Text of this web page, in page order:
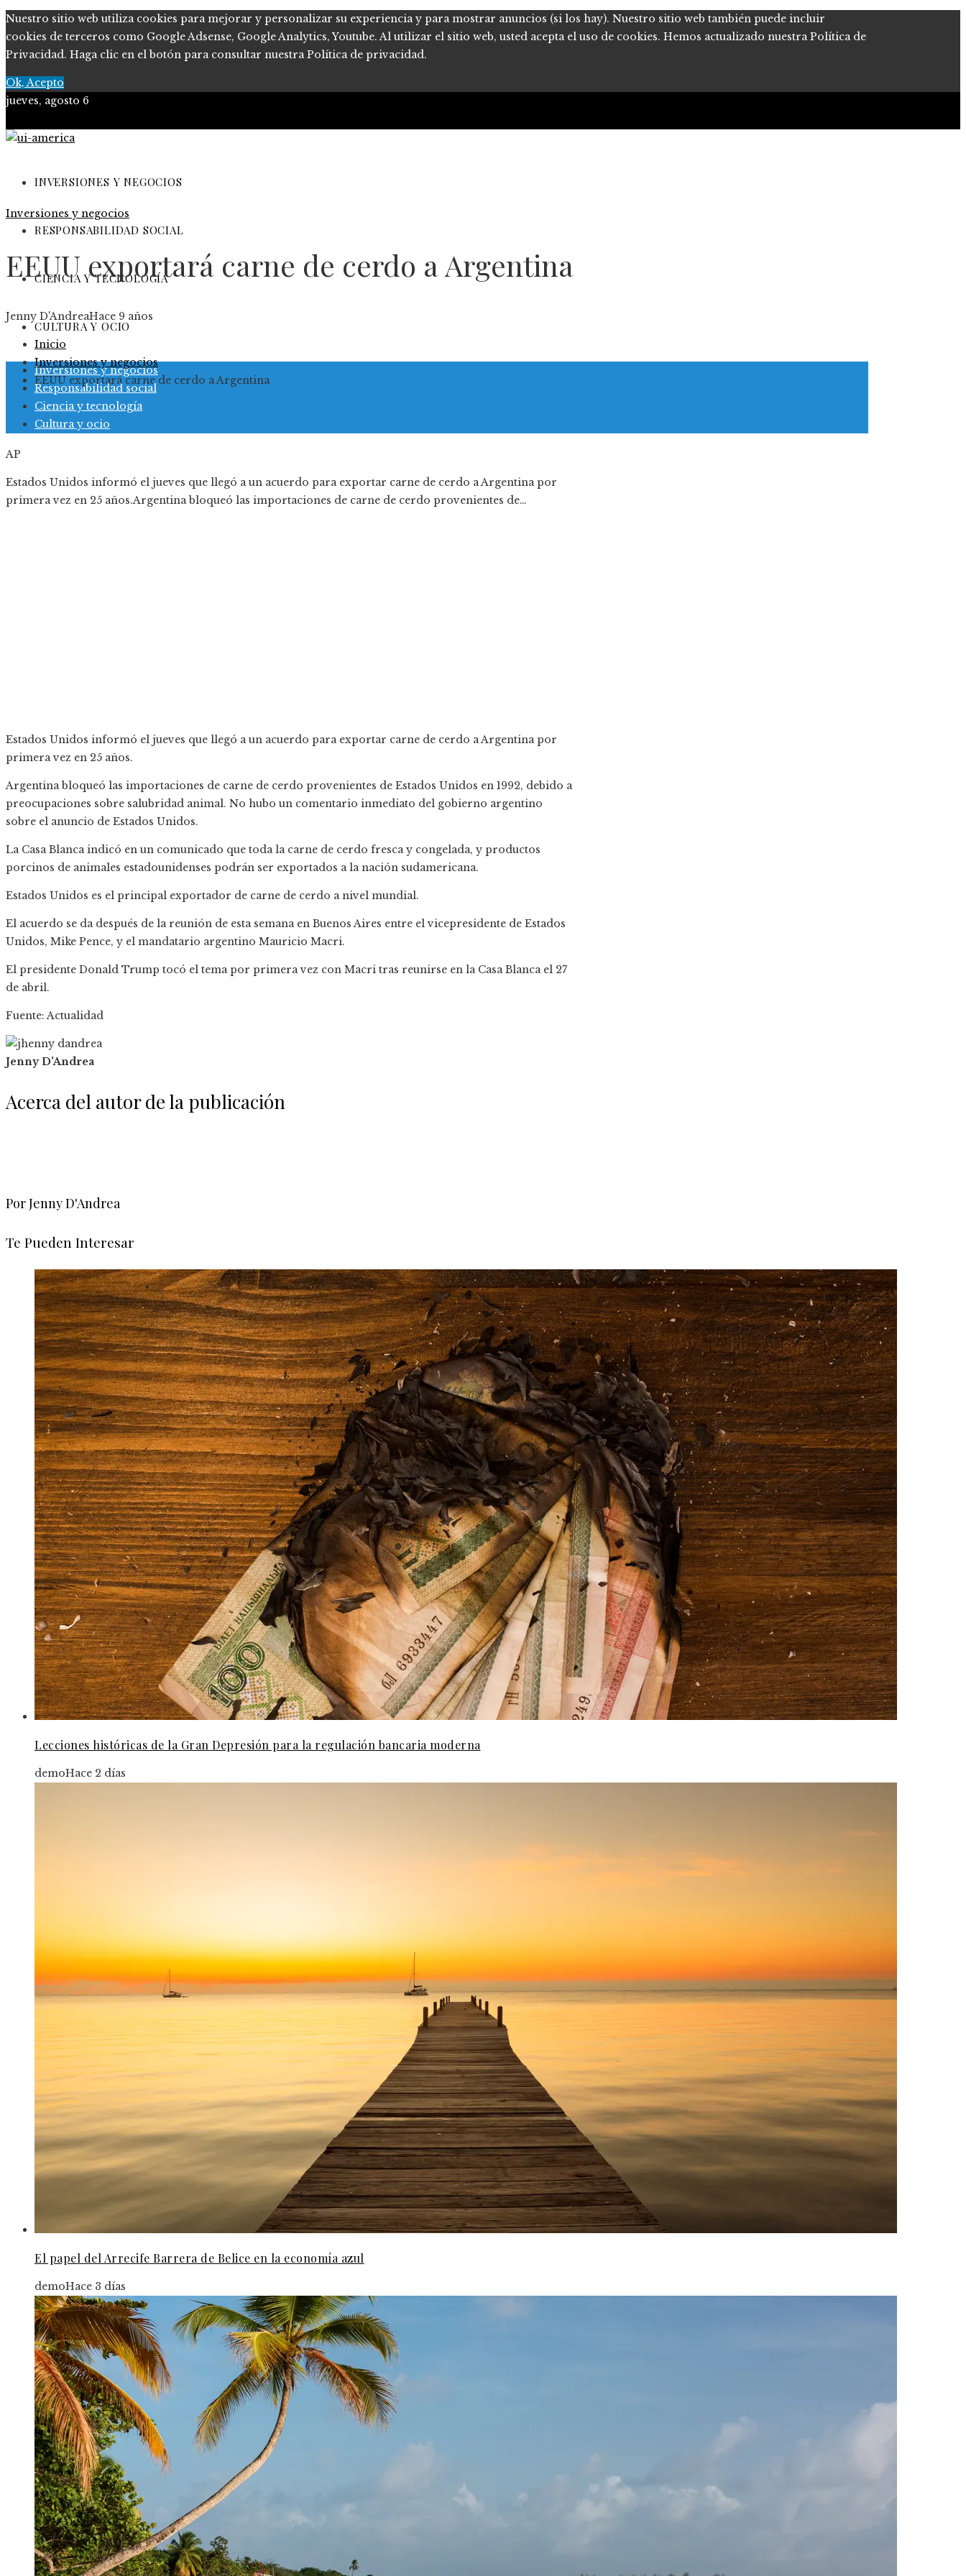
Nuestro sitio web utiliza cookies para mejorar y personalizar su experiencia y para mostrar anuncios (si los hay). Nuestro sitio web también puede incluir
cookies de terceros como Google Adsense, Google Analytics, Youtube. Al utilizar el sitio web, usted acepta el uso de cookies. Hemos actualizado nuestra Política de
Privacidad. Haga clic en el botón para consultar nuestra Política de privacidad.
Ok, Acepto
jueves, agosto 6
Quiénes somos
Políticas de Privacidad
Contacto
INVERSIONES Y NEGOCIOS
RESPONSABILIDAD SOCIAL
CIENCIA Y TECNOLOGÍA
CULTURA Y OCIO
Inversiones y negocios
Responsabilidad social
Ciencia y tecnología
Cultura y ocio
Inversiones y negocios
EEUU exportará carne de cerdo a Argentina
Jenny D'AndreaHace 9 años
Inicio
Inversiones y negocios
EEUU exportará carne de cerdo a Argentina
AP
Estados Unidos informó el jueves que llegó a un acuerdo para exportar carne de cerdo a Argentina por
primera vez en 25 años.Argentina bloqueó las importaciones de carne de cerdo provenientes de…
Estados Unidos informó el jueves que llegó a un acuerdo para exportar carne de cerdo a Argentina por
primera vez en 25 años.
Argentina bloqueó las importaciones de carne de cerdo provenientes de Estados Unidos en 1992, debido a
preocupaciones sobre salubridad animal. No hubo un comentario inmediato del gobierno argentino
sobre el anuncio de Estados Unidos.
La Casa Blanca indicó en un comunicado que toda la carne de cerdo fresca y congelada, y productos
porcinos de animales estadounidenses podrán ser exportados a la nación sudamericana.
Estados Unidos es el principal exportador de carne de cerdo a nivel mundial.
El acuerdo se da después de la reunión de esta semana en Buenos Aires entre el vicepresidente de Estados
Unidos, Mike Pence, y el mandatario argentino Mauricio Macri.
El presidente Donald Trump tocó el tema por primera vez con Macri tras reunirse en la Casa Blanca el 27
de abril.
Fuente: Actualidad
Jenny D'Andrea
Acerca del autor de la publicación
Por Jenny D'Andrea
Te Pueden Interesar
Lecciones históricas de la Gran Depresión para la regulación bancaria moderna
demoHace 2 días
El papel del Arrecife Barrera de Belice en la economía azul
demoHace 3 días